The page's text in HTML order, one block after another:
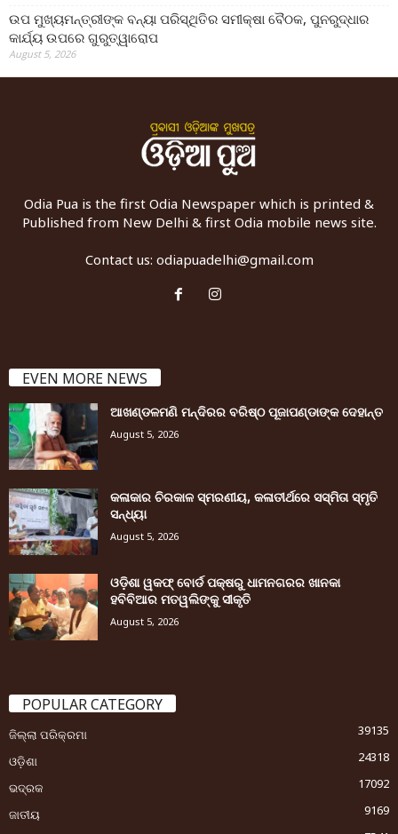
ଉପ ମୁଖ୍ୟମନ୍ତ୍ରୀଙ୍କ ବନ୍ୟା ପରିସ୍ଥିତିର ସମୀକ୍ଷା ବୈଠକ, ପୁନରୁଦ୍ଧାର
କାର୍ଯ୍ୟ ଉପରେ ଗୁରୁତ୍ୱାରୋପ
August 5, 2026
Odia Pua is the first Odia Newspaper which is printed &
Published from New Delhi & first Odia mobile news site.
Contact us: odiapuadelhi@gmail.com
EVEN MORE NEWS
ଆଖଣ୍ଡଳମଣି ମନ୍ଦିରର ବରିଷ୍ଠ ପୂଜାପଣ୍ଡାଙ୍କ ଦେହାନ୍ତ
August 5, 2026
କଳାକାର ଚିରକାଳ ସ୍ମରଣୀୟ, କଳାତୀର୍ଥରେ ସସ୍ମିତା ସ୍ମୃତି
ସନ୍ଧ୍ୟା
August 5, 2026
ଓଡ଼ିଶା ୱକଫ୍ ବୋର୍ଡ ପକ୍ଷରୁ ଧାମନଗରର ଖାନକା
ହବିବିଆର ମତୱଲିଙ୍କୁ ସୀକୃତି
August 5, 2026
POPULAR CATEGORY
ଜିଲ୍ଲା ପରିକ୍ରମା
39135
ଓଡ଼ିଶା
24318
ଭଦ୍ରକ
17092
ଜାତୀୟ
9169